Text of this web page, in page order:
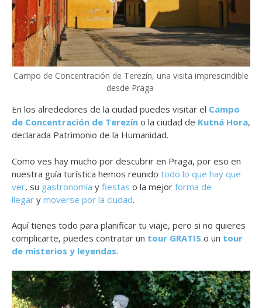
Campo de Concentración de Terezín, una visita imprescindible
desde Praga
En los alrededores de la ciudad puedes visitar el Campo
de Concentración de Terezín o la ciudad de Kutná Hora,
declarada Patrimonio de la Humanidad.
Como ves hay mucho por descubrir en Praga, por eso en
nuestra guía turística hemos reunido todo lo que hay que
ver, su gastronomía y fiestas o la mejor forma de
llegar y moverse por la ciudad.
Aquí tienes todo para planificar tu viaje, pero si no quieres
complicarte, puedes contratar un tour GRATIS o un tour
de misterios y leyendas.